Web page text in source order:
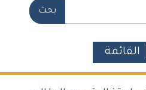
القائمة